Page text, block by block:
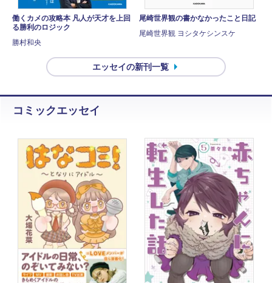
働くカメの攻略本 凡人が天才を上回
る勝利のロジック
勝村和央
尾崎世界観の書かなかったこと日記
尾崎世界観 ヨシタケシンスケ
エッセイの新刊一覧
コミックエッセイ